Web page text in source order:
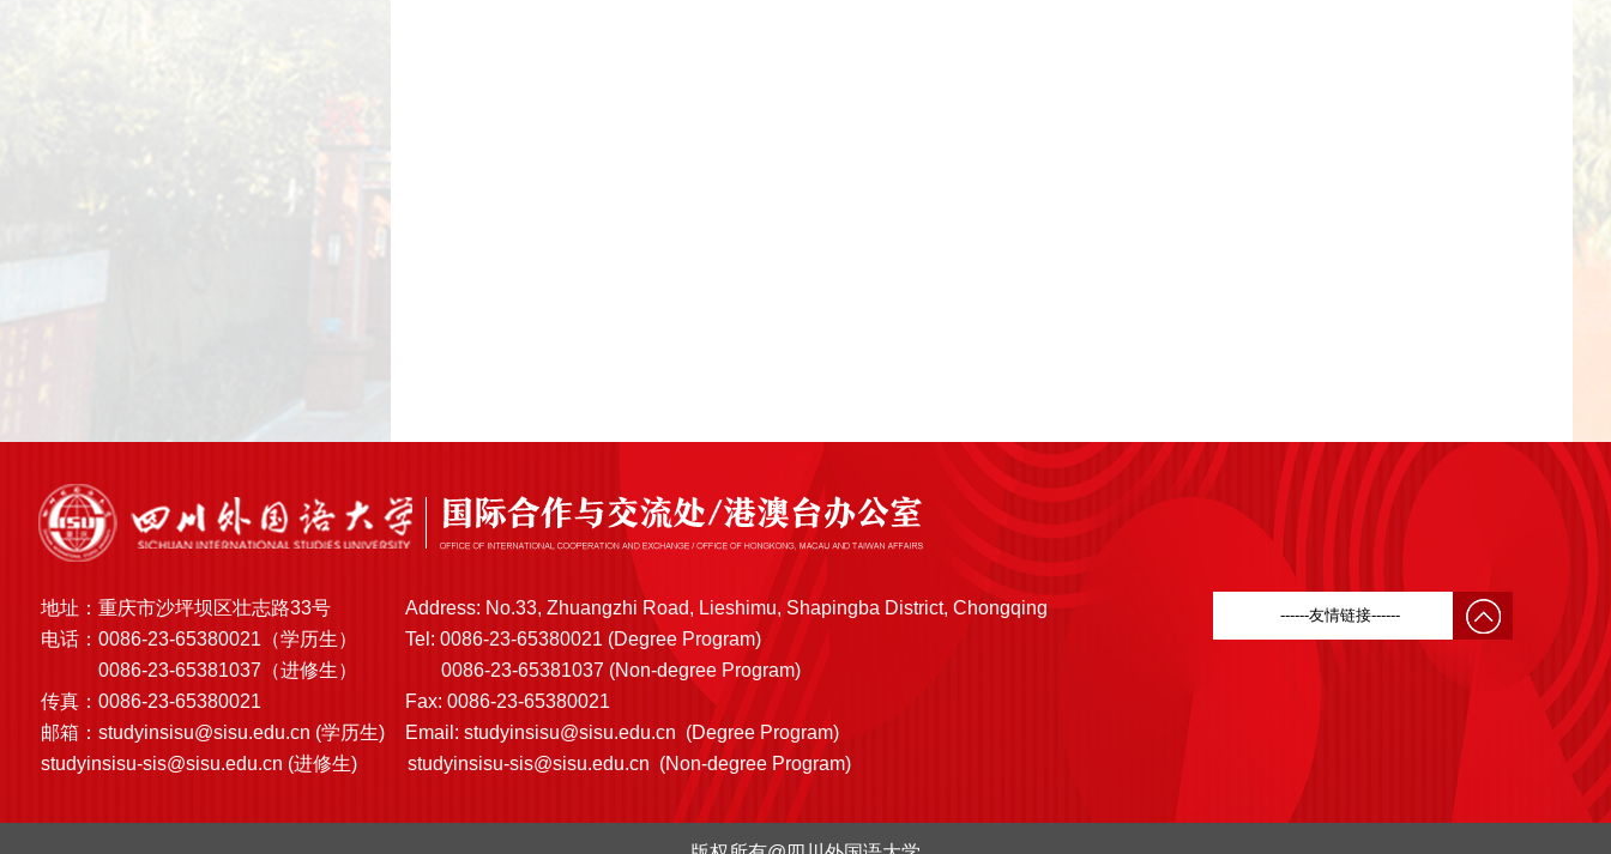
地址：重庆市沙坪坝区壮志路33号
Address: No.33, Zhuangzhi Road, Lieshimu, Shapingba District, Chongqing
电话：0086-23-65380021（学历生）
Tel: 0086-23-65380021 (Degree Program)
0086-23-65381037（进修生）
0086-23-65381037 (Non-degree Program)
传真：0086-23-65380021
Fax: 0086-23-65380021
邮箱： studyinsisu@sisu.edu.cn (学历生) Email: studyinsisu@sisu.edu.cn (Degree Program)
studyinsisu-sis@sisu.edu.cn (进修生) studyinsisu-sis@sisu.edu.cn (Non-degree Program)